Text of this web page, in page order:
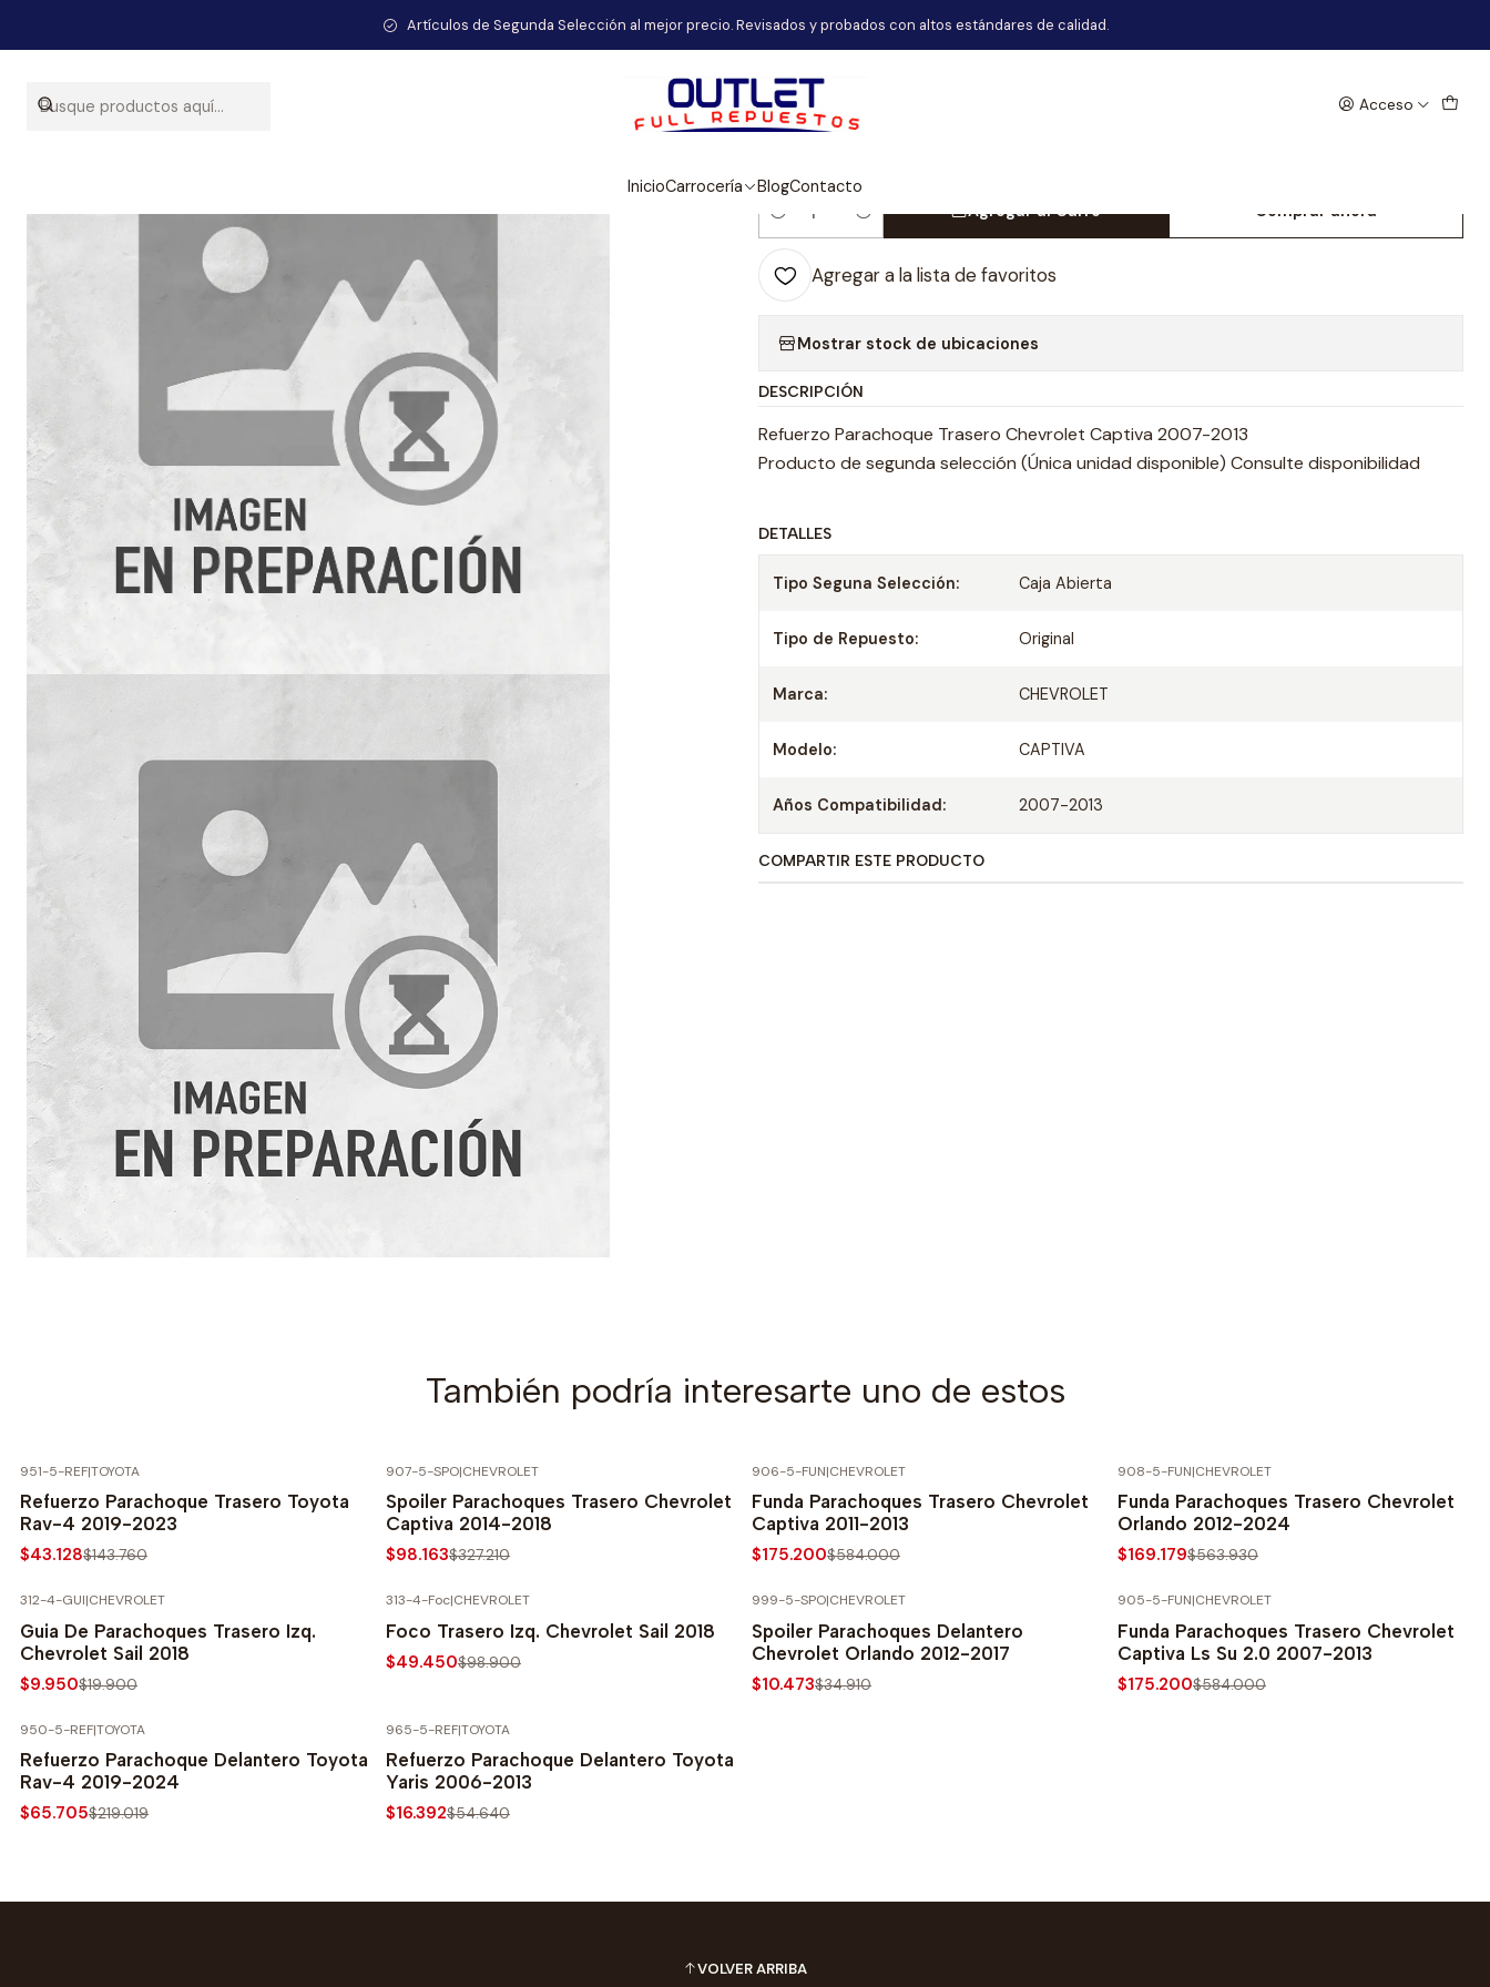
Acceso
InicioCarrocería BlogContacto
Artículos de Segunda Selección al mejor precio. Revisados y probados con altos estándares de calidad.
Inicio Carrocería Refuerzo Parachoque Trasero Chevrolet Captiva 2007-2013
|
Refuerzo Parachoque Trasero Chevrolet
Cantidad
Agregar al Carro Comprar ahora
Agregar a la lista de favoritos
Mostrar stock de ubicaciones
DESCRIPCIÓN
Refuerzo Parachoque Trasero Chevrolet Captiva 2007-2013
Producto de segunda selección (Única unidad disponible) Consulte disponibilidad
DETALLES
Tipo Seguna Selección: Caja Abierta
Tipo de Repuesto: Original
Marca: CHEVROLET
Modelo: CAPTIVA
Años Compatibilidad: 2007-2013
COMPARTIR ESTE PRODUCTO
También podría interesarte uno de estos
951-5-REF|TOYOTA
Refuerzo Parachoque Trasero Toyota
Rav-4 2019-2023
$43.128$143.760
907-5-SPO|CHEVROLET
Spoiler Parachoques Trasero Chevrolet
Captiva 2014-2018
$98.163$327.210
906-5-FUN|CHEVROLET
Funda Parachoques Trasero Chevrolet
Captiva 2011-2013
$175.200$584.000
908-5-FUN|CHEVROLET
Funda Parachoques Trasero Chevrolet
Orlando 2012-2024
$169.179$563.930
312-4-GUI|CHEVROLET
Guia De Parachoques Trasero Izq.
Chevrolet Sail 2018
$9.950$19.900
313-4-Foc|CHEVROLET
Foco Trasero Izq. Chevrolet Sail 2018
$49.450$98.900
999-5-SPO|CHEVROLET
Spoiler Parachoques Delantero
Chevrolet Orlando 2012-2017
$10.473$34.910
905-5-FUN|CHEVROLET
Funda Parachoques Trasero Chevrolet
Captiva Ls Su 2.0 2007-2013
$175.200$584.000
950-5-REF|TOYOTA
Refuerzo Parachoque Delantero Toyota
Rav-4 2019-2024
$65.705$219.019
965-5-REF|TOYOTA
Refuerzo Parachoque Delantero Toyota
Yaris 2006-2013
$16.392$54.640
VOLVER ARRIBA